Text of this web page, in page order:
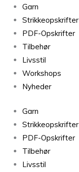
Garn
Strikkeopskrifter
PDF-Opskrifter
Tilbehør
Livsstil
Workshops
Nyheder
Garn
Strikkeopskrifter
PDF-Opskrifter
Tilbehør
Livsstil
Midnatssol
Tegl
9596
antal